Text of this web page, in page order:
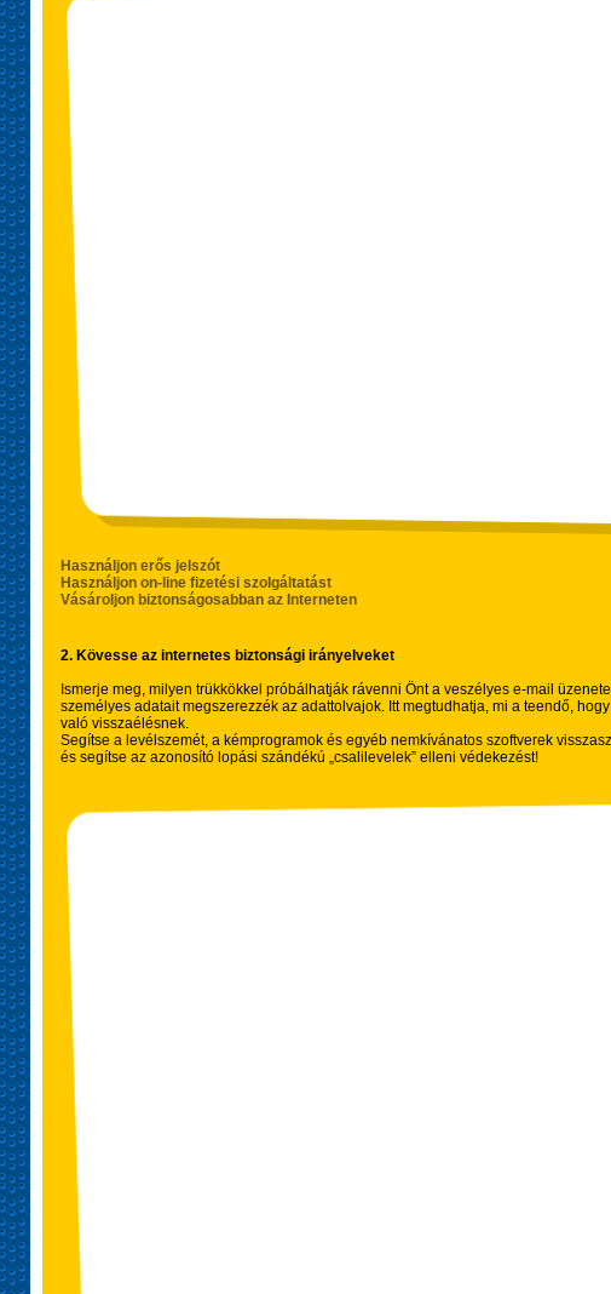
Használjon erős jelszót
Használjon on-line fizetési szolgáltatást
Vásároljon biztonságosabban az Interneten
2. Kövesse az internetes biztonsági irányelveket
Ismerje meg, milyen trükkökkel próbálhatják rávenni Önt a veszélyes e-mail
személyes adatait megszerezzék az adattolvajok. Itt megtudhatja, mi a teendő,
való visszaélésnek.
Segítse a levélszemét, a kémprogramok és egyéb nemkívánatos szoftverek
és segítse az azonosító lopási szándékú „csalilevelek” elleni védekezést!